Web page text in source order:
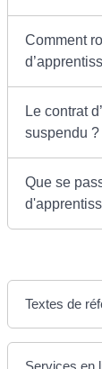
Comment
Le contrat
suspendu ?
Que se
Textes de